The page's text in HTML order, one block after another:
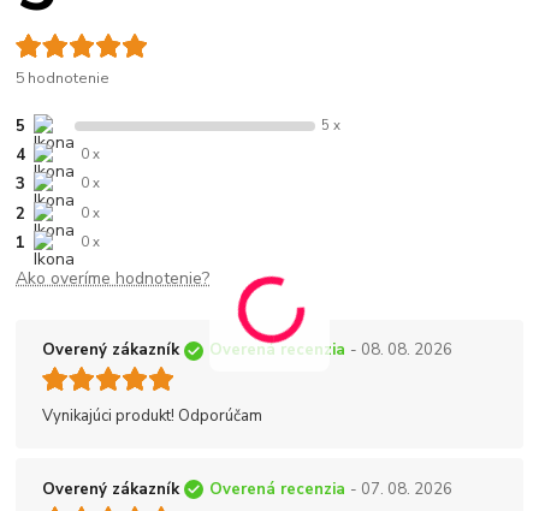
5 hodnotenie
5 5 x
4 0 x
3 0 x
2 0 x
1 0 x
Ako overíme hodnotenie?
Overený zákazník Overená recenzia - 08. 08. 2026
Vynikajúci produkt! Odporúčam
Overený zákazník Overená recenzia - 07. 08. 2026